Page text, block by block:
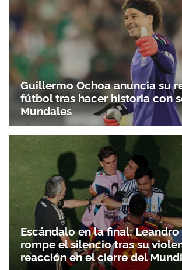
Guillermo Ochoa anuncia su
fútbol tras hacer historia con
Mundales
Escándalo en la final: Leandro
rompe el silencio tras su
reacción en el cierre del